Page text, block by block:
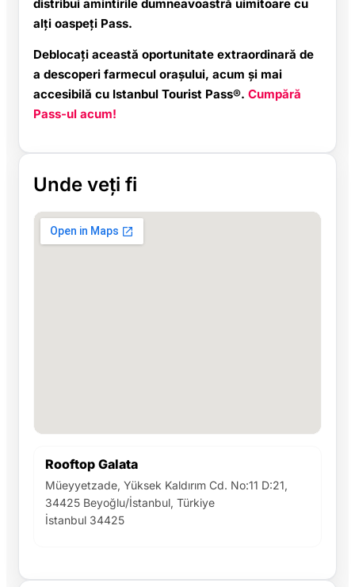
distribui amintirile dumneavoastră uimitoare cu
alți oaspeți Pass.
Deblocați această oportunitate extraordinară de
a descoperi farmecul orașului, acum și mai
accesibilă cu Istanbul Tourist Pass®. Cumpără
Pass-ul acum!
Unde veți fi
Rooftop Galata
Müeyyetzade, Yüksek Kaldırım Cd. No:11 D:21,
34425 Beyoğlu/İstanbul, Türkiye
İstanbul 34425